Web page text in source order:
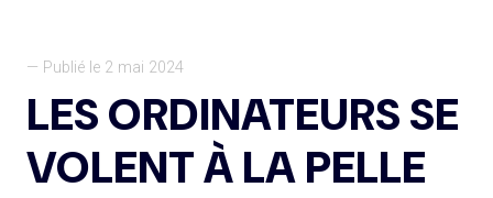
— Publié le 2 mai 2024
LES ORDINATEURS SE
VOLENT À LA PELLE